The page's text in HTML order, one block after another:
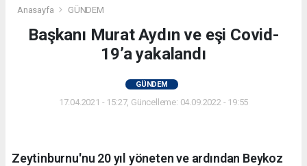
Anasayfa GÜNDEM
Başkanı Murat Aydın ve eşi Covid-
19’a yakalandı
GÜNDEM
17.04.2021 - 15:27, Güncelleme: 04.09.2022 - 19:55
Zeytinburnu'nu 20 yıl yöneten ve ardından Beykoz